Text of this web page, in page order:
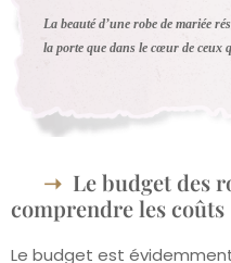
La beauté d’une robe de mariée
la porte que dans le cœur de ceux
Le budget des
comprendre les coûts
Le budget est